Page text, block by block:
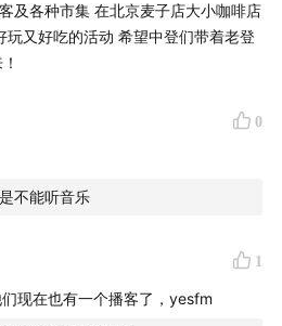
宾直接按那儿说录就录的，播客
C位王者土夯夯
个上课听广播的事儿就被按住强
苑逸
结果也莫名其妙被按住一块儿录
Mars哥
及各种市集 在北京麦子店大小咖啡店
0
不能听音乐
1
现在也有一个播客了，yesfm